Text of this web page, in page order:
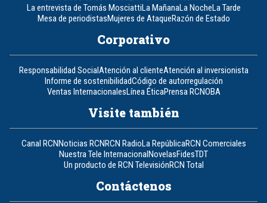
La entrevista de Tomás MosciattiLa MañanaLa NocheLa Tarde
Mesa de periodistasMujeres de AtaqueRazón de Estado
Corporativo
Responsabilidad SocialAtención al clienteAtención al inversionista
Informe de sostenibilidadCódigo de autorregulación
Ventas InternacionalesLínea ÉticaPrensa RCNOBA
Visite también
Canal RCNNoticias RCNRCN RadioLa RepúblicaRCN Comerciales
Nuestra Tele InternacionalNovelasFidesTDT
Un producto de RCN TelevisiónRCN Total
Contáctenos